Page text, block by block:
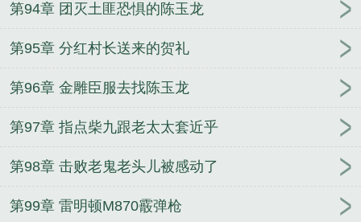
第94章 团灭土匪恐惧的陈玉龙
第95章 分红村长送来的贺礼
第96章 金雕臣服去找陈玉龙
第97章 指点柴九跟老太太套近乎
第98章 击败老鬼老头儿被感动了
第99章 雷明顿M870霰弹枪